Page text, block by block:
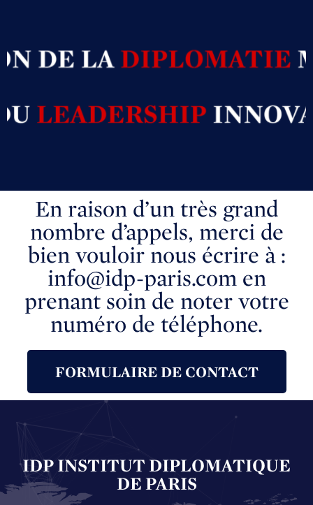
En raison d’un très grand
nombre d’appels, merci de
bien vouloir nous écrire à :
info@idp-paris.com en
prenant soin de noter votre
numéro de téléphone.
FORMULAIRE DE CONTACT
IDP INSTITUT DIPLOMATIQUE
DE PARIS